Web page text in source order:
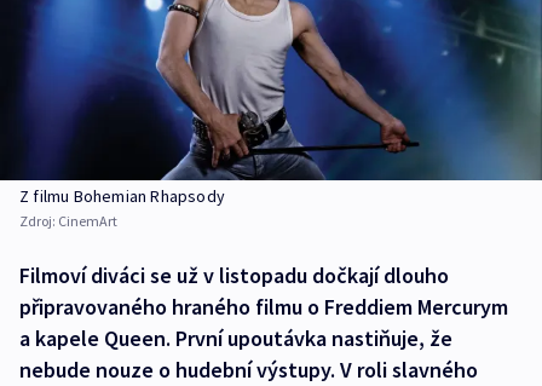
Z filmu Bohemian Rhapsody
Zdroj: CinemArt
Filmoví diváci se už v listopadu dočkají dlouho
připravovaného hraného filmu o Freddiem Mercurym
a kapele Queen. První upoutávka nastiňuje, že
nebude nouze o hudební výstupy. V roli slavného